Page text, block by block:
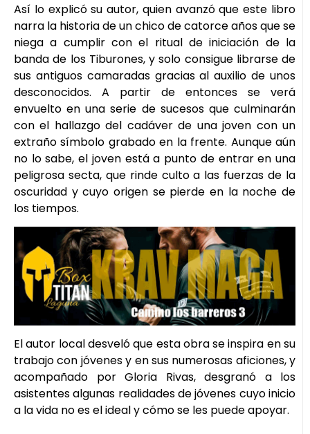
Así lo explicó su autor, quien avanzó que este libro
narra la historia de un chico de catorce años que se
niega a cumplir con el ritual de iniciación de la
banda de los Tiburones, y solo consigue librarse de
sus antiguos camaradas gracias al auxilio de unos
desconocidos. A partir de entonces se verá
envuelto en una serie de sucesos que culminarán
con el hallazgo del cadáver de una joven con un
extraño símbolo grabado en la frente. Aunque aún
no lo sabe, el joven está a punto de entrar en una
peligrosa secta, que rinde culto a las fuerzas de la
oscuridad y cuyo origen se pierde en la noche de
los tiempos.
El autor local desveló que esta obra se inspira en su
trabajo con jóvenes y en sus numerosas aficiones, y
acompañado por Gloria Rivas, desgranó a los
asistentes algunas realidades de jóvenes cuyo inicio
a la vida no es el ideal y cómo se les puede apoyar.